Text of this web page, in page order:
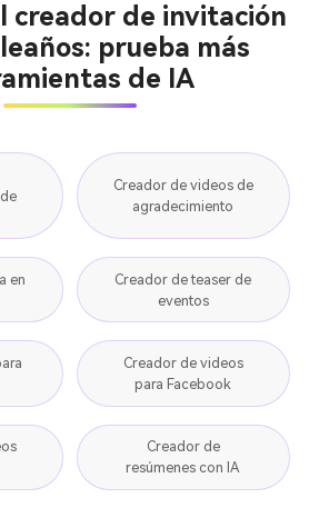
creador de invitación
prueba más
de IA
Creador de videos de
agradecimiento
en
Creador de teaser de
eventos
Creador de videos
para Facebook
Creador de
resúmenes con IA